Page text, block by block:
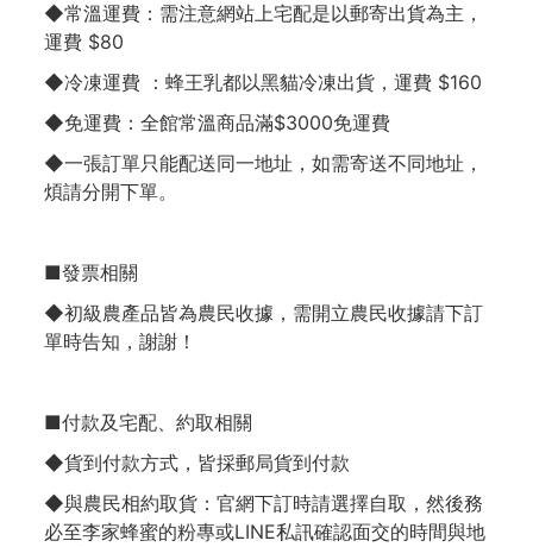
◆常溫運費：需注意網站上宅配是以郵寄出貨為主，
運費 $80
◆冷凍運費 ：蜂王乳都以黑貓冷凍出貨，運費 $160
◆免運費：全館常溫商品滿$3000免運費
◆一張訂單只能配送同一地址，如需寄送不同地址，
煩請分開下單。
■發票相關
◆初級農產品皆為農民收據，需開立農民收據請下訂
單時告知，謝謝！
■付款及宅配、約取相關
◆貨到付款方式，皆採郵局貨到付款
◆與農民相約取貨：官網下訂時請選擇自取，然後務
必至李家蜂蜜的粉專或LINE私訊確認面交的時間與地